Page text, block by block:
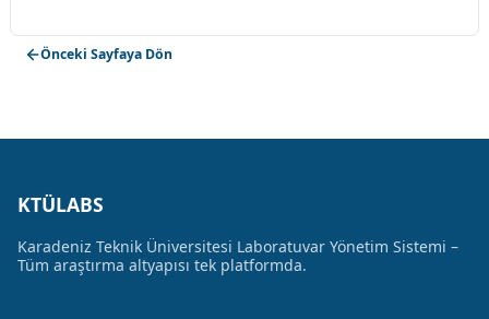
Önceki Sayfaya Dön
KTÜLABS
Karadeniz Teknik Üniversitesi Laboratuvar Yönetim Sistemi –
Tüm araştırma altyapısı tek platformda.